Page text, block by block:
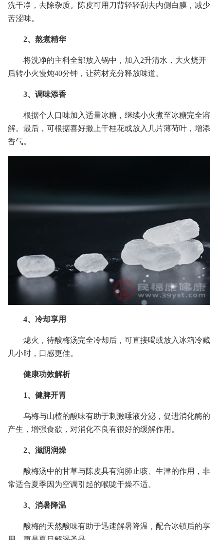
洗干净，去除杂质。陈皮可用刀背轻轻刮去内侧白膜，减少
苦涩味。
2、熬煮精华
将洗净的主料全部放入锅中，加入2升清水，大火烧开
后转小火慢炖40分钟，让药材充分释放味道。
3、调味添香
根据个人口味加入适量冰糖，继续小火煮至冰糖完全溶
解。最后，可根据喜好撒上干桂花或放入几片薄荷叶，增添
香气。
4、冷却享用
熄火，待酸梅汤完全冷却后，可直接喝或放入冰箱冷藏
几小时，口感更佳。
健康功效解析
1、健脾开胃
乌梅与山楂的酸味有助于刺激唾液分泌，促进消化酶的
产生，增强食欲，对消化不良有很好的缓解作用。
2、滋阴润燥
酸梅汤中的甘草与陈皮具有润肺止咳、生津的作用，非
常适合夏季因为空调引起的喉咙干燥不适。
3、消暑降温
酸梅的天然酸味有助于迅速解暑降温，配合冰镇后的享